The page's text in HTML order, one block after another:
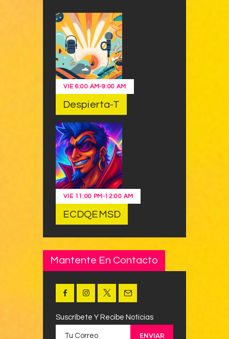
VIE 6:00 AM-9:00 AM
Despierta-T
VIE 11:00 PM -12:00 AM
ECDQEMSD
Mantente En Contacto
Suscríbete Y Recibe Noticias